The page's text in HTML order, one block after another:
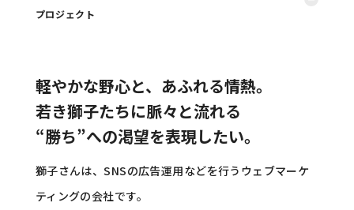
プロジェクト
軽やかな野心と、あふれる情熱。
若き獅子たちに脈々と流れる
“勝ち”への渇望を表現したい。
獅子さんは、SNSの広告運用などを行うウェブマーケ
ティングの会社です。